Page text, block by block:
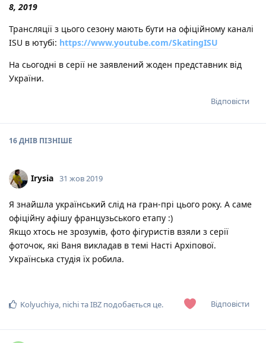
8, 2019
Трансляції з цього сезону мають бути на офіційному каналі
ISU в ютубі: https://www.youtube.com/SkatingISU
На сьогодні в серії не заявлений жоден представник від
України.
Відповісти
16 ДНІВ ПІЗНІШЕ
Irysia 31 жов 2019
Я знайшла український слід на гран-прі цього року. А саме
офіційну афішу французьського етапу :)
Якщо хтось не зрозумів, фото фігуристів взяли з серії
фоточок, які Ваня викладав в темі Насті Архіпової.
Українська студія їх робила.
Відповісти
Kolyuchiya, nichiтаIBZ подобається це.